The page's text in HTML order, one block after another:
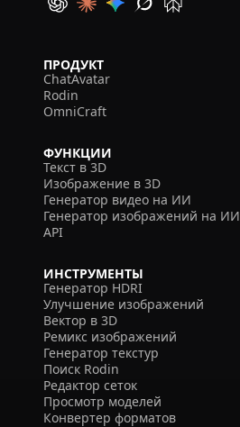
ПРОДУКТ
ChatAvatar
Rodin
OmniCraft
ФУНКЦИИ
Текст в 3D
Изображение в 3D
Генератор видео на ИИ
Генератор изображений на ИИ
API
ИНСТРУМЕНТЫ
Генератор HDRI
Улучшение изображений
Вектор в 3D
Ремикс изображений
Генератор текстур
Поиск Rodin
Редактор сеток
Просмотр моделей
Конвертер форматов